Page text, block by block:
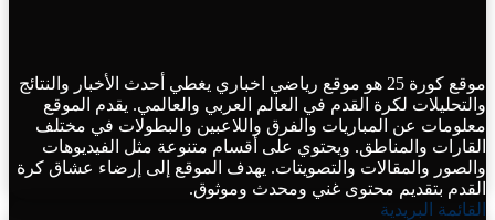
موقع كورة 25 هو موقع رياضي اخباري يغطي أحدث الأخبار والنتائج
والتحليلات لكرة القدم في العالم العربي والعالمي. يقدم الموقع
معلومات عن المباريات والفرق واللاعبين والبطولات في مختلف
القارات والمناطق. ويحتوي على أقسام متنوعة مثل الفيديوهات
والصور والمقالات والتصويتات. يهدف الموقع إلى إرضاء عشاق كرة
القدم بتقديم محتوى غني ومحدث وموثوق.
القائمة البريدية